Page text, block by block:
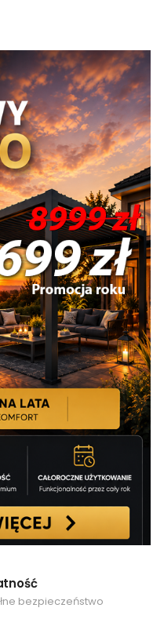
bezpieczeństwo